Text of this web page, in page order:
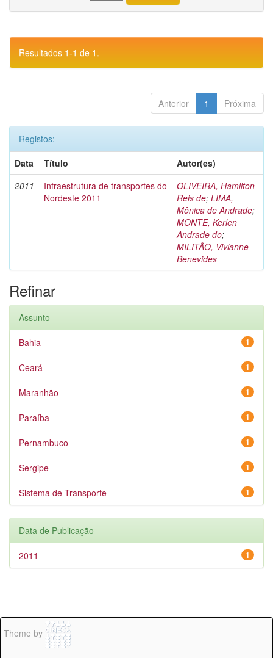
Resultados 1-1 de 1.
Anterior 1 Próxima
Registos:
Data
Título
Autor(es)
2011
Infraestrutura de transportes do
Nordeste 2011
OLIVEIRA, Hamilton
Reis de; LIMA,
Mônica de Andrade;
MONTE, Kerlen
Andrade do;
MILITÃO, Vivianne
Benevides
Refinar
Assunto
1
Bahia
1
Ceará
1
Maranhão
1
Paraíba
1
Pernambuco
1
Sergipe
1
Sistema de Transporte
Data de Publicação
1
2011
Theme by